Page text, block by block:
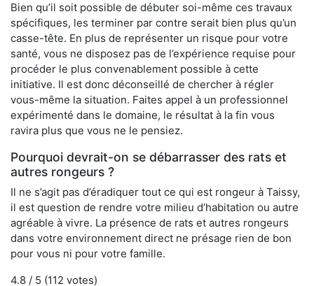
Bien qu’il soit possible de débuter soi-même ces travaux
spécifiques, les terminer par contre serait bien plus qu’un
casse-tête. En plus de représenter un risque pour votre
santé, vous ne disposez pas de l’expérience requise pour
procéder le plus convenablement possible à cette
initiative. Il est donc déconseillé de chercher à régler
vous-même la situation. Faites appel à un professionnel
expérimenté dans le domaine, le résultat à la fin vous
ravira plus que vous ne le pensiez.
Pourquoi devrait-on se débarrasser des rats et
autres rongeurs ?
Il ne s’agit pas d’éradiquer tout ce qui est rongeur à Taissy,
il est question de rendre votre milieu d’habitation ou autre
agréable à vivre. La présence de rats et autres rongeurs
dans votre environnement direct ne présage rien de bon
pour vous ni pour votre famille.
4.8 / 5 (112 votes)